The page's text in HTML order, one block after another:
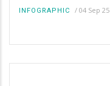
INFOGRAPHIC / 04 Sep 25